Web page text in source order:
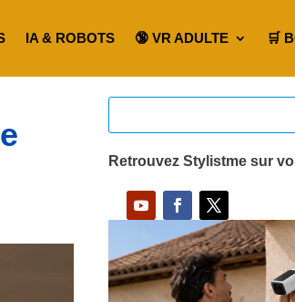
IA & ROBOTS 🔞 VR ADULTE 🛒
Retrouvez Stylistme sur